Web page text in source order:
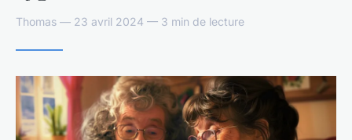
Thomas — 23 avril 2024 — 3 min de lecture